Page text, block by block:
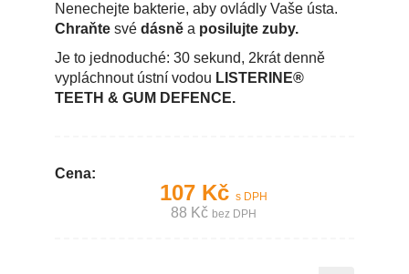
Nenechejte bakterie, aby ovládly Vaše ústa.
Chraňte své dásně a posilujte zuby.
Je to jednoduché: 30 sekund, 2krát denně
vypláchnout ústní vodou LISTERINE®
TEETH & GUM DEFENCE.
Cena:
107 Kč s DPH
88 Kč bez DPH